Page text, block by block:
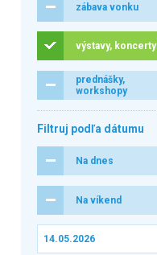
zábava vonku
výstavy, koncerty
prednášky,
workshopy
Filtruj podľa dátumu
Na dnes
Na víkend